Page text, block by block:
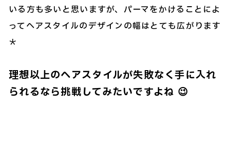
いる方も多いと思いますが、パーマをかけることによ
ってヘアスタイルのデザインの幅はとても広がります
＊
理想以上のヘアスタイルが失敗なく手に入れ
られるなら挑戦してみたいですよね 😉